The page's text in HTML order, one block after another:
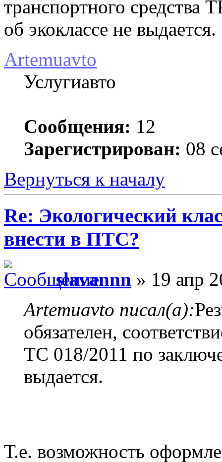
транспортного
об экоклассе не выдается.
Artemuavto
Услугиавто
Сообщения: 12
Зарегистрирован: 08
Вернуться к началу
Re: Экологический
внести в ПТС?
slavannn » 19 апр
Artemuavto писал(а):
обязателен,
ТС 018/2011 по
выдается.
Т.е. возможность